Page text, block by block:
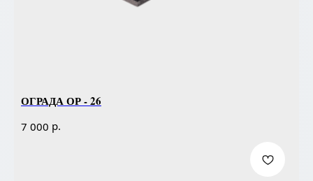
ОГРАДА ОР - 26
7 000 р.